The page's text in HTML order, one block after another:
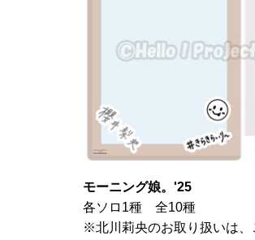
モーニング娘。'25
各ソロ1種 全10種
※北川莉央のお取り扱いは、